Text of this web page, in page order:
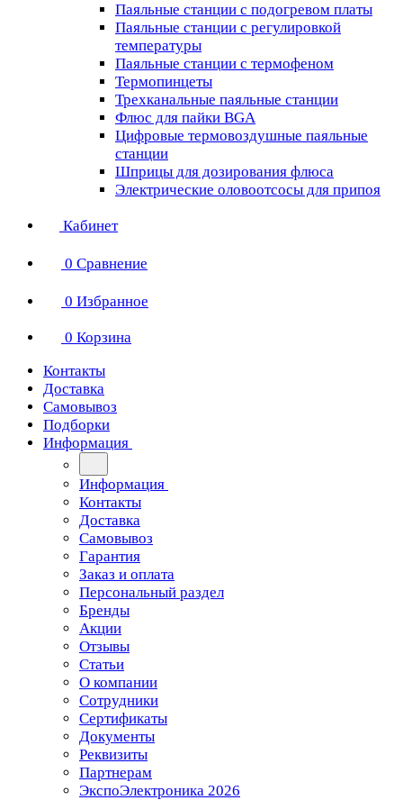
Паяльные станции с подогревом платы
Паяльные станции с регулировкой
температуры
Паяльные станции с термофеном
Термопинцеты
Трехканальные паяльные станции
Флюс для пайки BGA
Цифровые термовоздушные паяльные
станции
Шприцы для дозирования флюса
Электрические оловоотсосы для припоя
Кабинет
0 Сравнение
0 Избранное
0 Корзина
Контакты
Доставка
Самовывоз
Подборки
Информация
Информация
Контакты
Доставка
Самовывоз
Гарантия
Заказ и оплата
Персональный раздел
Бренды
Акции
Отзывы
Статьи
О компании
Сотрудники
Сертификаты
Документы
Реквизиты
Партнерам
ЭкспоЭлектроника 2026